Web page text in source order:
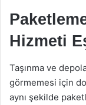
Hizmeti
Taşınma ve
görmemesi için
aynı şekilde